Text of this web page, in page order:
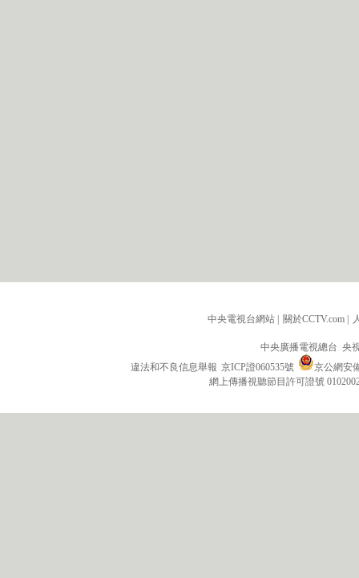
中央電視台網站 | 關於CCTV.com |
中央廣播電視總台 央
違法和不良信息舉報 京ICP證060535號
京公網安
網上傳播視聽節目許可證號